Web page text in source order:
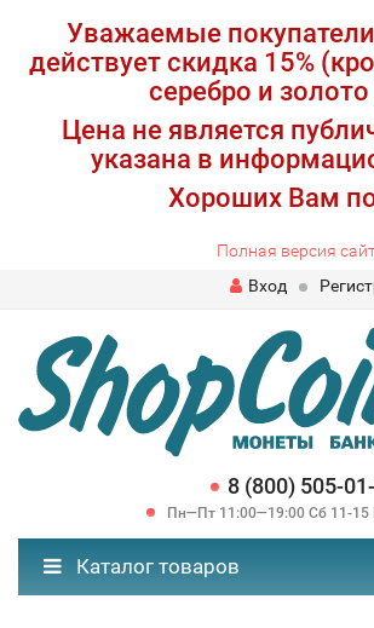
Уважаемые
действует скидка 15%
серебро и
Цена не является
указана в
Хороших Вам
Полная версия
Вход
8 (800) 505-
Пн—Пт 11:00—19:00 Сб 11-15
Каталог товаров